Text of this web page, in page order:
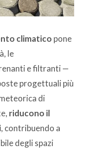
climatico pone
le
e filtranti —
progettuali più
di
riducono il
, contribuendo a
degli spazi